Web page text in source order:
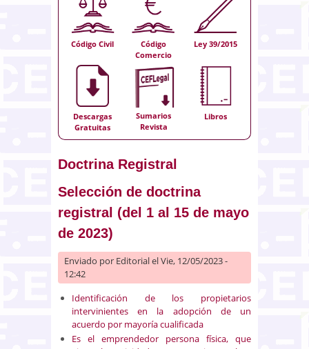
Código Civil
Código
Comercio
Ley 39/2015
Descargas
Gratuitas
Sumarios
Revista
Libros
Doctrina Registral
Selección de doctrina
registral (del 1 al 15 de mayo
de 2023)
Enviado por Editorialel Vie, 12/05/2023 -
12:42
Identificación de los propietarios
intervinientes en la adopción de un
acuerdo por mayoría cualificada
Es el emprendedor persona física, que